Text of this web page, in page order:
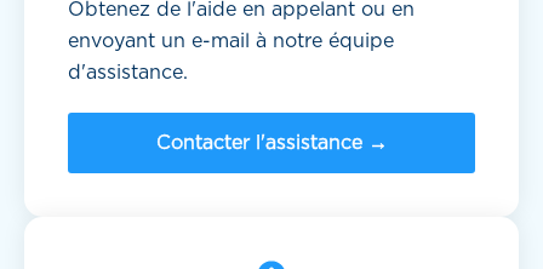
Obtenez de l'aide en appelant ou en
envoyant un e-mail à notre équipe
d'assistance.
Contacter l'assistance →